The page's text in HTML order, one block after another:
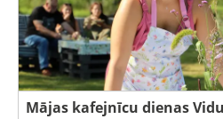
Mājas kafejnīcu dienas